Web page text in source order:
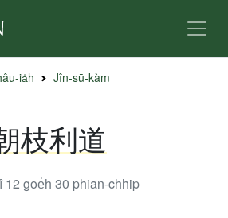
ia̍h Jîn-sū-kàm
枝利道
12 goe̍h 30 phian-chhip